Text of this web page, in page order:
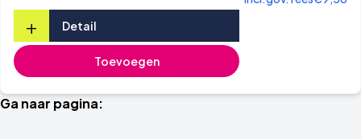
+ Detail
Toevoegen
Ga naar pagina: